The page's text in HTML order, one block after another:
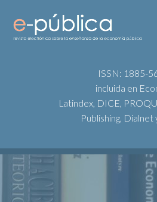
ISSN: 1885-
incluida en
Latindex, DICE,
Publishing, Dialnet